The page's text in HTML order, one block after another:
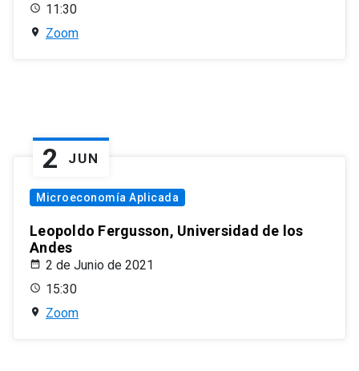
11:30
Zoom
2 JUN
Microeconomía Aplicada
Leopoldo Fergusson, Universidad de los
Andes
2 de Junio de 2021
15:30
Zoom